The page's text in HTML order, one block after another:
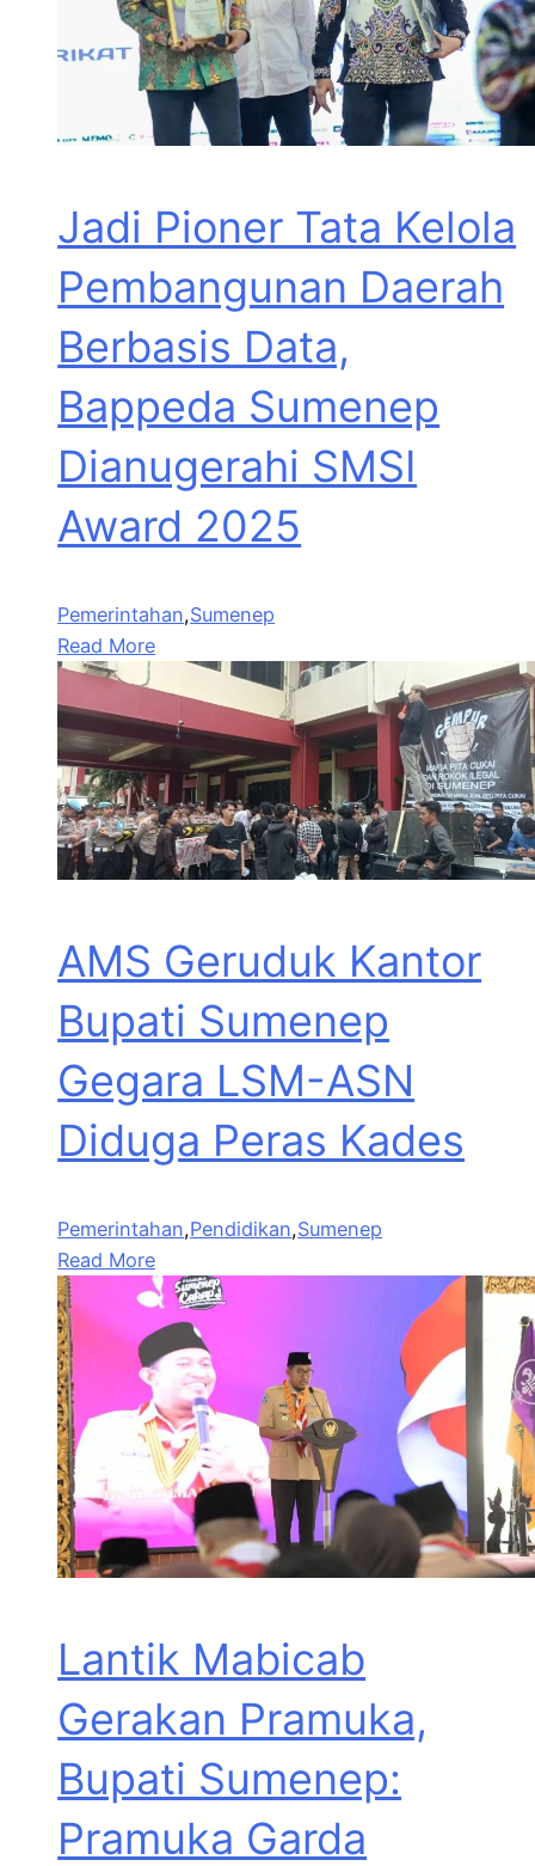
Jadi Pioner Tata Kelola
Pembangunan Daerah
Berbasis Data,
Bappeda Sumenep
Dianugerahi SMSI
Award 2025
Pemerintahan,Sumenep
Read More
AMS Geruduk Kantor
Bupati Sumenep
Gegara LSM-ASN
Diduga Peras Kades
Pemerintahan,Pendidikan,Sumenep
Read More
Lantik Mabicab
Gerakan Pramuka,
Bupati Sumenep:
Pramuka Garda